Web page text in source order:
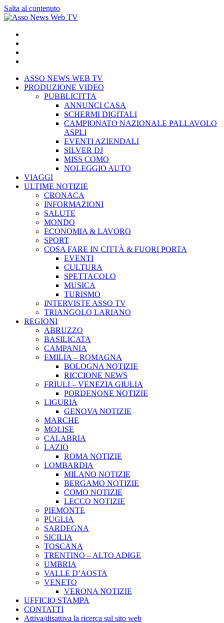
Salta al contenuto
ASSO NEWS WEB TV
PRODUZIONE VIDEO
PUBBLICITTA
ANNUNCI CASA
SCHERMI DIGITALI
CAMPIONATO NAZIONALE PALLAVOLO
ASPLI
EVENTI AZIENDALI
SILVER DJ
MISS COMO
NOLEGGIO AUTO
VIAGGI
ULTIME NOTIZIE
CRONACA
INFORMAZIONI
SALUTE
MONDO
ECONOMIA & LAVORO
SPORT
COSA FARE IN CITTÀ & FUORI PORTA
EVENTI
CULTURA
SPETTACOLO
MUSICA
TURISMO
INTERVISTE ASSO TV
TRIANGOLO LARIANO
REGIONI
ABRUZZO
BASILICATA
CAMPANIA
EMILIA – ROMAGNA
BOLOGNA NOTIZIE
RICCIONE NEWS
FRIULI – VENEZIA GIULIA
PORDENONE NOTIZIE
LIGURIA
GENOVA NOTIZIE
MARCHE
MOLISE
CALABRIA
LAZIO
ROMA NOTIZIE
LOMBARDIA
MILANO NOTIZIE
BERGAMO NOTIZIE
COMO NOTIZIE
LECCO NOTIZIE
PIEMONTE
PUGLIA
SARDEGNA
SICILIA
TOSCANA
TRENTINO – ALTO ADIGE
UMBRIA
VALLE D’AOSTA
VENETO
VERONA NOTIZIE
UFFICIO STAMPA
CONTATTI
Attiva/disattiva la ricerca sul sito web